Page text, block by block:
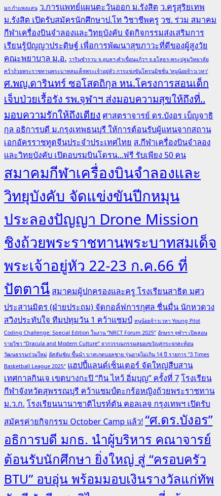
มก.กำแพงแสน ว.การแพทย์แผนตะวันออก ม.รังสิต ว.ครูสุริยเทพ
ม.รังสิต เปิดรับสมัครนักศึกษาป.โท วิชาชีพครู วช. ร่วม สมาคม
กีฬาเครื่องบินจำลองและวิทยุบังคับ จัดกิจกรรมส่งเสริมการ
เรียนรู้ปัญญาประดิษฐ์ เพื่อการพัฒนาสุขภาวะที่ดีของผู้สูงวัย
คณะพยาบาล ม.อ. วารินชำราบ จ.อุบลฯ-คำเขื่อนแก้วฯ จ.ยโสธร-พระปฐมวิทยาลัย
คว้าถ้วยพระราชทานพระบาทสมเด็จพระเจ้าอยู่หัว การแข่งขันโดรนมิชชั่น ‘หนูน้อยจ้าวเวหา’
ศ.พญ.ดารินทร์ ซอโสตถิกุล หน.โครงการสอนเด็ก
เจ็บป่วยเรื้อรัง รพ.จุฬาฯ ส่งมอบความสุขให้ถึงที่..
มอบความรักให้ถึงเตียง ศาสตราจารย์ ดร.บังอร เบ็ญจาธิ
กุล อธิการบดี ม.กรุงเทพธนบุรี ให้การต้อนรับผู้แทนจากสถาน
เอกอัครราชทูตจีนประจำประเทศไทย ส.กีฬาเครื่องบินจำลอง
และวิทยุบังคับ เปิดอบรมบินโดรน...ฟรี รับเพียง 50 คน
สมาคมกีฬาเครื่องบินจำลองและ
วิทยุบังคับ จัดแข่งขันปีกหมุน
ประลองปัญญา Drone Mission
ชิงถ้วยพระราชทานพระบาทสมเด็จ
พระเจ้าอยู่หัว 22-23 ก.ค.66 ที่
ปัตตานี สมาคมผู้ปกครองและครู โรงเรียนสาธิต มศว
ประสานมิตร (ฝ่ายประถม) จัดกอล์ฟการกุศล ชื่นมื่น นักหวดวง
สวิงประทับใจ ทีมปทุมวัน 1 คว้าแชมป์ หนูน้อยจ้าวเวหา Young Pilot
Coding Challenge: Special Edition ในงาน “NRCT Forum 2025” อักษรฯ จุฬาฯ เปิดสอน
รายวิชา “Dracula and Modern Culture” จากวรรณกรรมสยองขวัญสู่กระจกสะท้อน
วัฒนธรรมร่วมใหม่ อัสสัมชัญ ขึ้นนำ บาสเกตบอลชาย รุ่นอายุไม่เกิน 14 ปี รายการ "3 Times
Basketball League 2025" แฮปปี้แลนด์เซ็นเตอร์ จัดใหญ่สืบสาน
เทศกาลกินเจ เขตบางกะปิ “กิน ไหว้ อิ่มบุญ” ครั้งที่ 7โรงเรียน
กีฬาจังหวัดสุพรรณบุรี คว้าแชมป์ตะกร้อหญิงถ้วยพระราชทาน
ม.ว.ก.โรงเรียนนานาชาติไบรท์ตัน คอลเลจ กรุงเทพฯ เปิดรับ
สมัครค่ายกิจกรรม October Camp แล้ว!“ศ.ดร.บังอร”
อธิการบดี มกธ. นำผู้บริหาร คณาจารย์
ต้อนรับนักศึกษา ยิ่งใหญ่ สู่ “ครอบครัว
BTU” อบอุ่น พร้อมมอบเงินรางวัลแก่ทัพ